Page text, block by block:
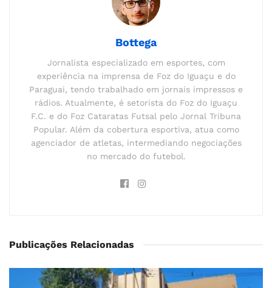
Bottega
Jornalista especializado em esportes, com
experiência na imprensa de Foz do Iguaçu e do
Paraguai, tendo trabalhado em jornais impressos e
rádios. Atualmente, é setorista do Foz do Iguaçu
F.C. e do Foz Cataratas Futsal pelo Jornal Tribuna
Popular. Além da cobertura esportiva, atua como
agenciador de atletas, intermediando negociações
no mercado do futebol.
Publicações Relacionadas